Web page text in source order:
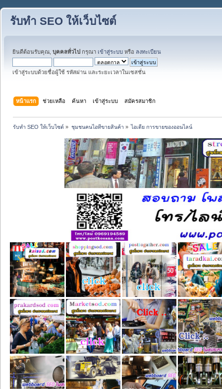
รับทำ SEO ให้เว็บไซต์
ยินดีต้อนรับคุณ, บุคคลทั่วไป กรุณา เข้าสู่ระบบ หรือ ลงทะเบียน
เข้าสู่ระบบด้วยชื่อผู้ใช้ รหัสผ่าน และระยะเวลาในเซสชั่น
หน้าแรก ช่วยเหลือ ค้นหา เข้าสู่ระบบ สมัครสมาชิก
รับทำ SEO ให้เว็บไซต์ » ชุมชนคนไอทีขายสินค้า » ไอเดีย การขายของออนไลน์